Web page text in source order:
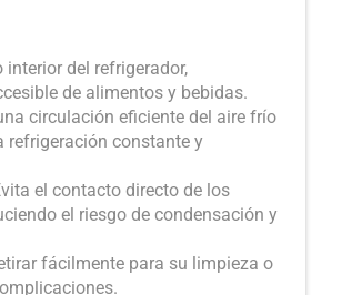
del refrigerador,
de alimentos y bebidas.
circulación eficiente del aire frío
refrigeración constante y
el contacto directo de los
el riesgo de condensación y
fácilmente para su limpieza o